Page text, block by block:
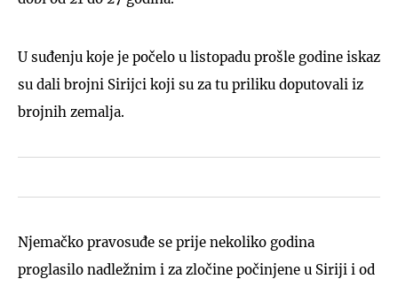
U suđenju koje je počelo u listopadu prošle godine iskaz
su dali brojni Sirijci koji su za tu priliku doputovali iz
brojnih zemalja.
Njemačko pravosuđe se prije nekoliko godina
proglasilo nadležnim i za zločine počinjene u Siriji i od